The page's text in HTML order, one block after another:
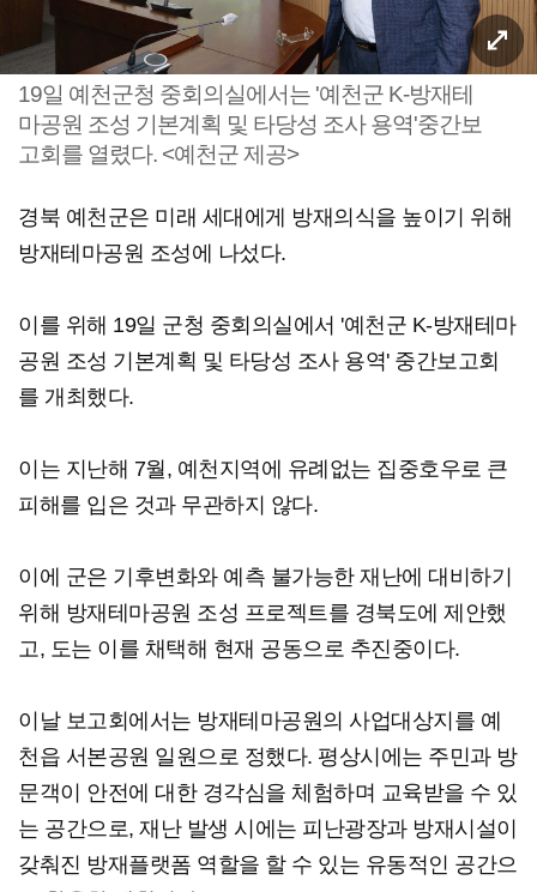
19일 예천군청 중회의실에서는 '예천군 K-방재테
마공원 조성 기본계획 및 타당성 조사 용역'중간보
고회를 열렸다. <예천군 제공>
경북 예천군은 미래 세대에게 방재의식을 높이기 위해
방재테마공원 조성에 나섰다.
이를 위해 19일 군청 중회의실에서 '예천군 K-방재테마
공원 조성 기본계획 및 타당성 조사 용역' 중간보고회
를 개최했다.
이는 지난해 7월, 예천지역에 유례없는 집중호우로 큰
피해를 입은 것과 무관하지 않다.
이에 군은 기후변화와 예측 불가능한 재난에 대비하기
위해 방재테마공원 조성 프로젝트를 경북도에 제안했
고, 도는 이를 채택해 현재 공동으로 추진중이다.
이날 보고회에서는 방재테마공원의 사업대상지를 예
천읍 서본공원 일원으로 정했다. 평상시에는 주민과 방
문객이 안전에 대한 경각심을 체험하며 교육받을 수 있
는 공간으로, 재난 발생 시에는 피난광장과 방재시설이
갖춰진 방재플랫폼 역할을 할 수 있는 유동적인 공간으